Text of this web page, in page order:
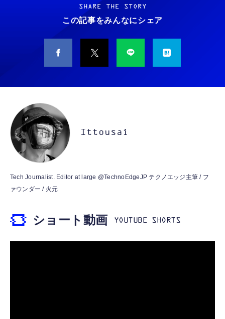
ノイズ低減 重低音 遅延なし
￥949
タイプc 寝ホンイヤホン 寝ホン type-c 有線
睡眠用イヤホン 【音質強化バージョン
￥2,199
MFi認証 【ハイレゾ音質】 内蔵DAC 遅延な
し 48ビット/96KHz 音量調節対応
【HIFI音質】iphone イヤホンジャック ライ
￥999
￥5,400
M10SR AIペット（コミュニケーションロボッ
ト）
ット）
￥53,900
霊界コミュニケーションロボット BAKETAN
ジングベース付き ロペット 充電ベース付き
SHARE THE STORY
この記事をみんなにシェア
Ittousai
Tech Journalist. Editor at large @TechnoEdgeJP テクノエッジ主筆 / フ
ァウンダー / 火元
ショート動画